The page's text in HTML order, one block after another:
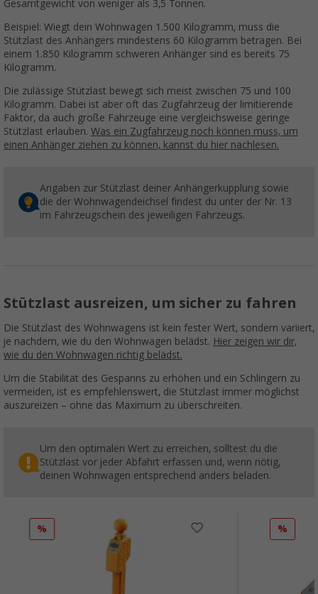
Gesamtgewicht von weniger als 3,5 Tonnen.
Beispiel: Wiegt dein Wohnwagen 1.500 Kilogramm, muss die
Stützlast des Anhängers mindestens 60 Kilogramm betragen. Bei
einem 1.850 Kilogramm schweren Anhänger sind es bereits 75
Kilogramm.
Die zulässige Stützlast bewegt sich meist zwischen 75 und 100
Kilogramm. Dabei ist aber oft das Zugfahrzeug der limitierende
Faktor, da auch große Fahrzeuge eine vergleichsweise geringe
Stützlast erlauben. Was ein Zugfahrzeug noch können muss, um
einen Anhänger ziehen zu können, kannst du hier nachlesen.
Angaben zur Stützlast deiner Anhängerkupplung sowie
die der Wohnwagendeichsel findest du unter der Nr. 13
im Fahrzeugschein des jeweiligen Fahrzeugs.
Stützlast ausreizen, um sicher zu fahren
Die Stützlast des Wohnwagens ist kein fester Wert, sondern variiert,
je nachdem, wie du den Wohnwagen belädst. Hier zeigen wir dir,
wie du den Wohnwagen richtig belädst.
Um die Stabilität des Gespanns zu erhöhen und ein Schlingern zu
vermeiden, ist es empfehlenswert, die Stützlast immer möglichst
auszureizen – ohne das Maximum zu überschreiten.
Um den optimalen Wert zu erreichen, solltest du die
Stützlast vor jeder Abfahrt erfassen und, wenn nötig,
deinen Wohnwagen entsprechend anders beladen.
% %